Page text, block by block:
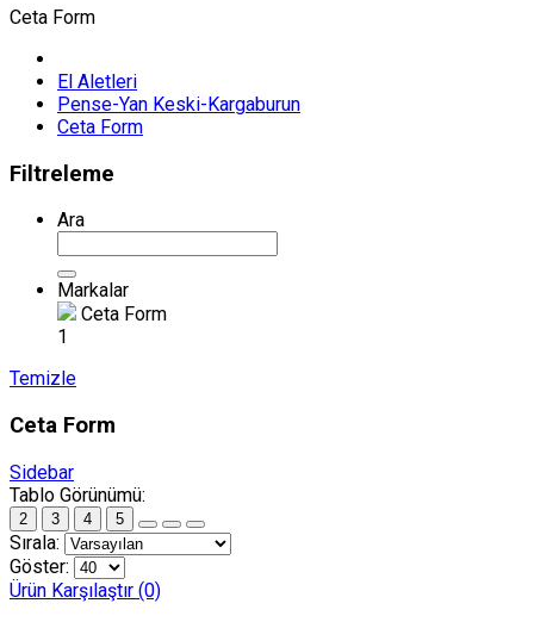
Ceta Form
El Aletleri
Pense-Yan Keski-Kargaburun
Ceta Form
Filtreleme
Ara
Markalar
Ceta Form
1
Temizle
Ceta Form
Sidebar
Tablo Görünümü:
2 3 4 5
Sırala:
Göster:
Ürün Karşılaştır (0)